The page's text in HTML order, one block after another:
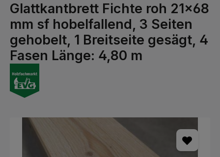
Glattkantbrett Fichte roh 21x68
mm sf hobelfallend, 3 Seiten
gehobelt, 1 Breitseite gesägt, 4
Fasen Länge: 4,80 m
Bildergalerie überspringen